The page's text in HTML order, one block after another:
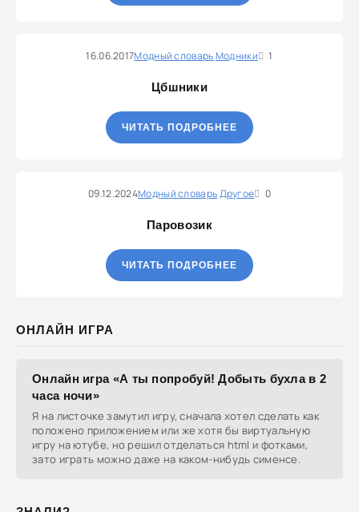
16.06.2017Модный словарьМодники 1
Цбшники
ЧИТАТЬ ПОДРОБНЕЕ
09.12.2024Модный словарьДругое 0
Паровозик
ЧИТАТЬ ПОДРОБНЕЕ
ОНЛАЙН ИГРА
Онлайн игра «А ты попробуй! Добыть бухла в 2
часа ночи»
Я на листочке замутил игру, сначала хотел сделать как
положено приложением или же хотя бы виртуальную
игру на ютубе, но решил отделаться html и фотками,
зато играть можно даже на каком-нибудь сименсе.